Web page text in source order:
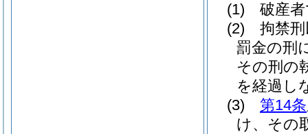
(1)
破産
(2)
拘禁
罰金の刑
その刑の
を経過し
(3)
第14条
け、その